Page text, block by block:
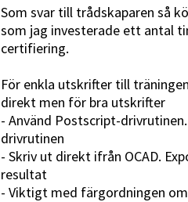
Som svar till trådskaparen så
som jag investerade ett antal
certifiering.
För enkla utskrifter till
direkt men för bra utskrifter
- Använd Postscript-
drivrutinen
- Skriv ut direkt ifrån OCAD.
resultat
- Viktigt med färgordningen